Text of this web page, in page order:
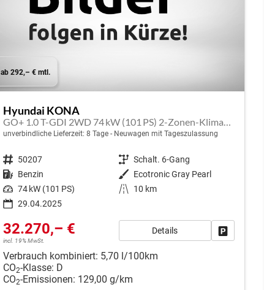
ab 292,– € mtl.
Hyundai KONA
GO+ 1.0 T-GDI 2WD 74 kW (101 PS) 2-Zonen-Klimaautomatik, Sitzheizung, Lenkradheizung, DAB, Android Auto, Apple CarPlay, Navigationssystem, Induktionsladestation, LED-Scheinwerfer, 18 Zoll Leichtmetallfelgen, uvm
unverbindliche Lieferzeit: 8 Tage Neuwagen mit Tageszulassung
Fahrzeugnr. 50207 Getriebe Schalt. 6-Gang
Kraftstoff Benzin Außenfarbe Ecotronic Gray Pearl
Leistung 74 kW (101 PS) Kilometerstand
10 km
29.04.2025
32.270,– €
incl. 19% MwSt.
Details Fahrzeug
Verbrauch kombiniert: 5,70 l/100km
CO2-Klasse: D
CO2-Emissionen: 129,00 g/km